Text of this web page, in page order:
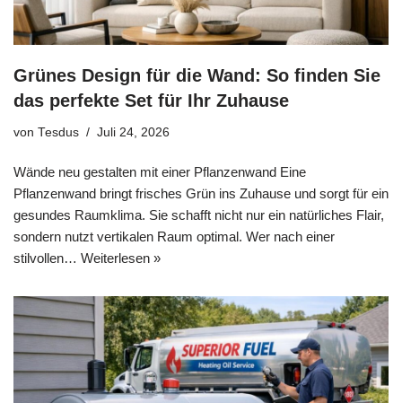
Grünes Design für die Wand: So finden Sie
das perfekte Set für Ihr Zuhause
von Tesdus Juli 24, 2026
Wände neu gestalten mit einer Pflanzenwand Eine
Pflanzenwand bringt frisches Grün ins Zuhause und sorgt für ein
gesundes Raumklima. Sie schafft nicht nur ein natürliches Flair,
sondern nutzt vertikalen Raum optimal. Wer nach einer
stilvollen… Weiterlesen »